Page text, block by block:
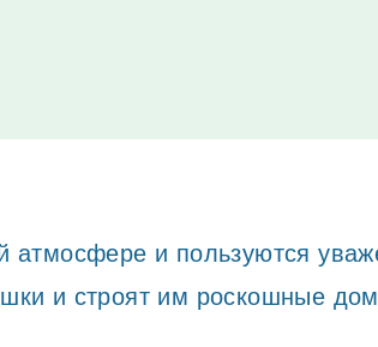
атмосфере и пользуются
и строят им роскошные